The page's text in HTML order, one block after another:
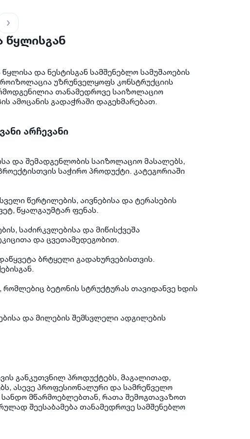
და ნესტისგან სამშენებლო სამუშაოების
უზრუნველყოფს კონსტრუქციის
თანამედროვე საიზოლაციო
ამოცანის გადაჭრაში დაგეხმარებათ.
არჩევანი
და შემადგენლობის საიზოლაციო მასალებს,
საჭირო პროდუქტი. კატეგორიაში
წერტილების, აივნებისა და ტერასების
წყალგაუმტარ ფენას.
საძირკვლებისა და მიწისქვეშა
და ცვეთამედეგობით.
ბრტყელი გადახურვებისთვის.
ბეტონის სტრუქტურას თავიდანვე ხდის
და მილების შემსვლელი ადგილების
განკუთვნილ პროდუქტებს, მაგალითად,
ასევე პროფესიონალური და სამრეწველო
მწარმოებლებთან, რათა შემოგთავაზოთ
შეესაბამება თანამედროვე სამშენებლო